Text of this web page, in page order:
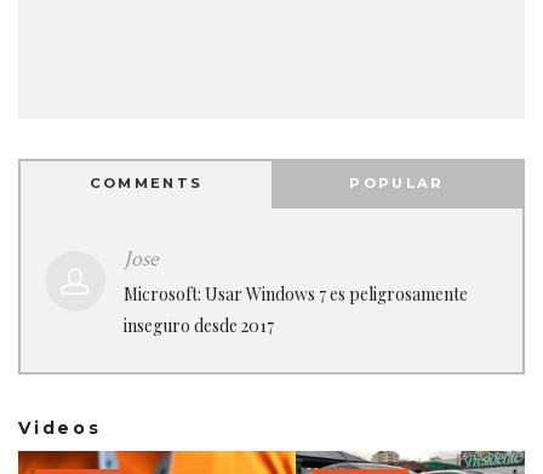
COMMENTS POPULAR
Jose
Microsoft: Usar Windows 7 es peligrosamente
inseguro desde 2017
Videos